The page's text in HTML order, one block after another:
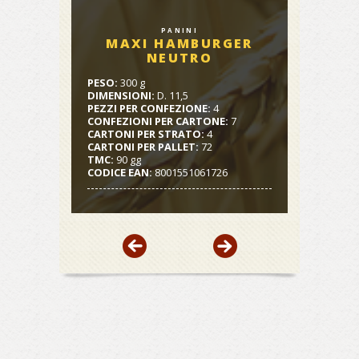
PANINI
MAXI HAMBURGER
NEUTRO
PESO: 300 g
DIMENSIONI: D. 11,5
PEZZI PER CONFEZIONE: 4
CONFEZIONI PER CARTONE: 7
CARTONI PER STRATO:4
CARTONI PER PALLET: 72
TMC: 90 gg
CODICE EAN:8001551061726